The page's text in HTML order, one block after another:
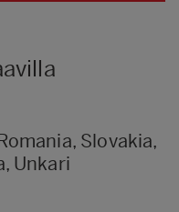
Slovakia,
Unkari